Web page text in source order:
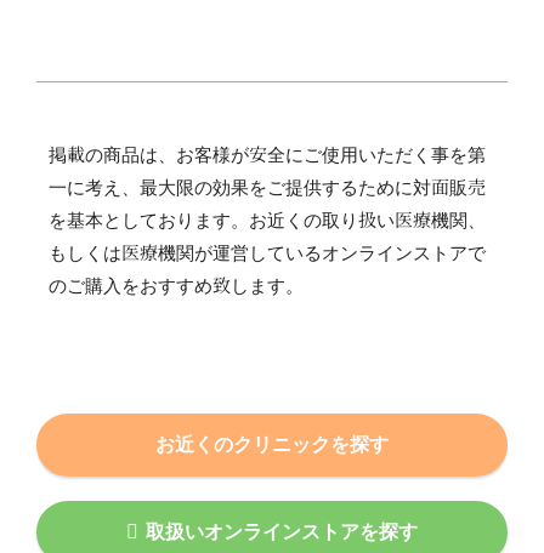
掲載の商品は、お客様が安全にご使用いただく事を第
一に考え、最大限の効果をご提供するために対面販売
を基本としております。お近くの取り扱い医療機関、
もしくは医療機関が運営しているオンラインストアで
のご購入をおすすめ致します。
お近くのクリニックを探す
取扱いオンラインストアを探す